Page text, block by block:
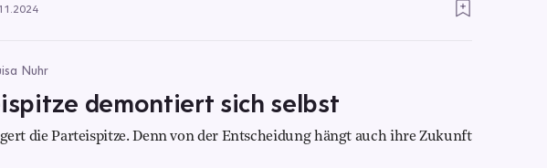
Nuhr
demontiert sich selbst
die Parteispitze. Denn von der Entscheidung hängt auch ihre Zukunft